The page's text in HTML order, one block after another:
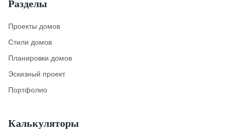
Разделы
Проекты домов
Стили домов
Планировки домов
Эскизный проект
Портфолио
Калькуляторы